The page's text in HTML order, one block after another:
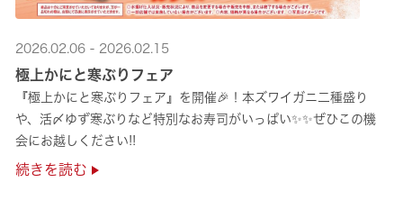
2026.02.06 - 2026.02.15
極上かにと寒ぶりフェア
『極上かにと寒ぶりフェア』を開催🎉！本ズワイガニ二種盛り
や、活〆ゆず寒ぶりなど特別なお寿司がいっぱい✨✨ぜひこの機
会にお越しください!!
続きを読む